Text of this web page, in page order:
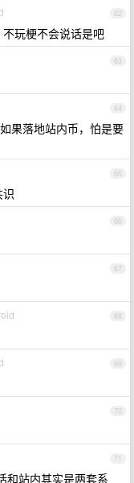
62
玩梗不会说话是吧
63
64
果落地站内币，怕是要
65
66
67
68
69
70
71
和站内其实是两套系